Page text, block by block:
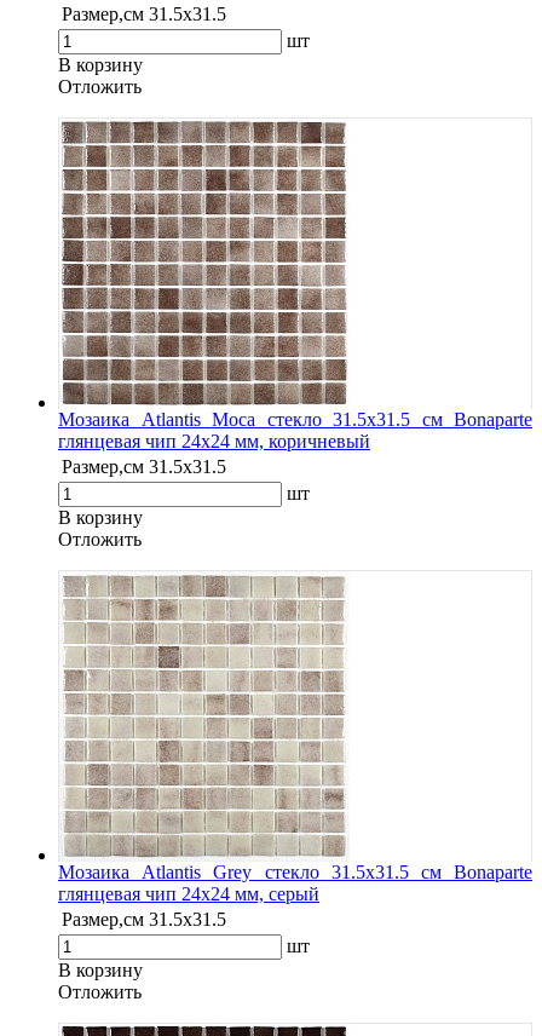
Размер,см 31.5х31.5
шт
В корзину
Oтложить
Мозаика Atlantis Moca стекло 31.5х31.5 см Bonaparte
глянцевая чип 24х24 мм, коричневый
Размер,см 31.5х31.5
шт
В корзину
Oтложить
Мозаика Atlantis Grey стекло 31.5х31.5 см Bonaparte
глянцевая чип 24х24 мм, серый
Размер,см 31.5х31.5
шт
В корзину
Oтложить